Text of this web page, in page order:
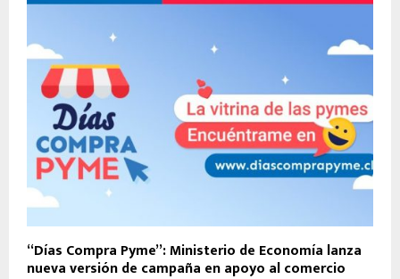
“Días Compra Pyme”: Ministerio de Economía lanza
nueva versión de campaña en apoyo al comercio